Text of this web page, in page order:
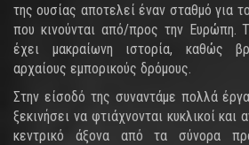
της ουσίας αποτελεί έναν σταθμό για
που κινούνται από/προς την Ευρώπη.
έχει μακραίωνη ιστορία, καθώς
αρχαίους εμπορικούς δρόμους.
Στην είσοδό της συναντάμε πολλά
ξεκινήσει να φτιάχνονται κυκλικοί και
κεντρικό άξονα από τα σύνορα